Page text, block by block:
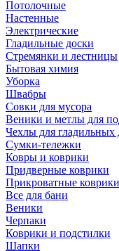
Потолочные
Настенные
Электрические
Гладильные доски
Стремянки и лестницы
Бытовая химия
Уборка
Швабры
Совки для мусора
Веники и метлы для
Чехлы для гладильных
Сумки-тележки
Ковры и коврики
Придверные коврики
Прикроватные коврики
Все для бани
Веники
Черпаки
Коврики и подстилки
Шапки